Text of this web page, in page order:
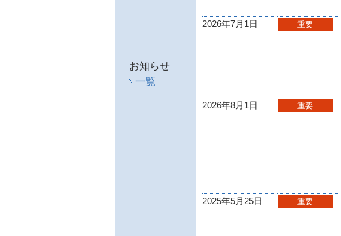
お知らせ
一覧
2026年7月1日 重要
2026年8月1日 重要
2025年5月25日 重要